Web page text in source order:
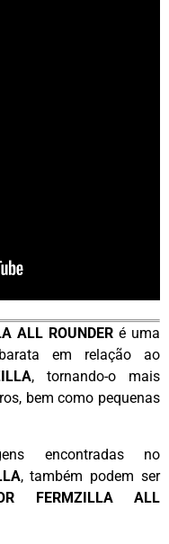
ALL ROUNDER é uma
em relação ao
, tornando-o mais
bem como pequenas
encontradas no
, também podem ser
FERMZILLA ALL